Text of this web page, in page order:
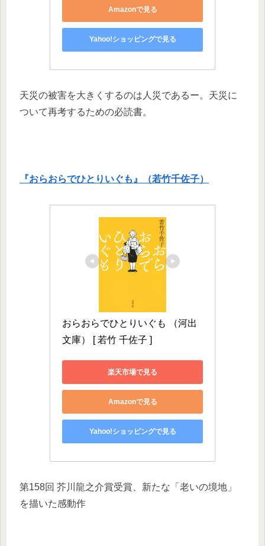
Amazonで見る
Yahoo!ショッピングで見る
天災の被害を大きくするのは人災であるー。天災に
ついて再考するための必読書。
『おらおらでひとりいぐも』（若竹千佐子）
おらおらでひとりいぐも （河出
文庫） [ 若竹 千佐子 ]
楽天市場で見る
Amazonで見る
Yahoo!ショッピングで見る
第158回 芥川龍之介賞受賞、新たな「老いの境地」
を描いた感動作